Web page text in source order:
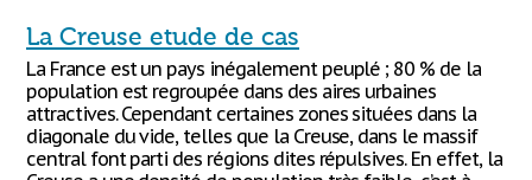
La Creuse etude de cas
La France est un pays inégalement peuplé ; 80 % de la
population est regroupée dans des aires urbaines
attractives. Cependant certaines zones situées dans la
diagonale du vide, telles que la Creuse, dans le massif
central font parti des régions dites répulsives. En effet, la